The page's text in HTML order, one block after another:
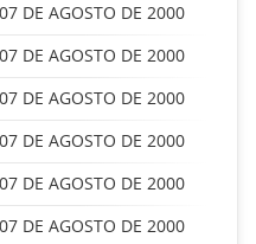
DE AGOSTO DE 2000
DE AGOSTO DE 2000
DE AGOSTO DE 2000
DE AGOSTO DE 2000
DE AGOSTO DE 2000
DE AGOSTO DE 2000